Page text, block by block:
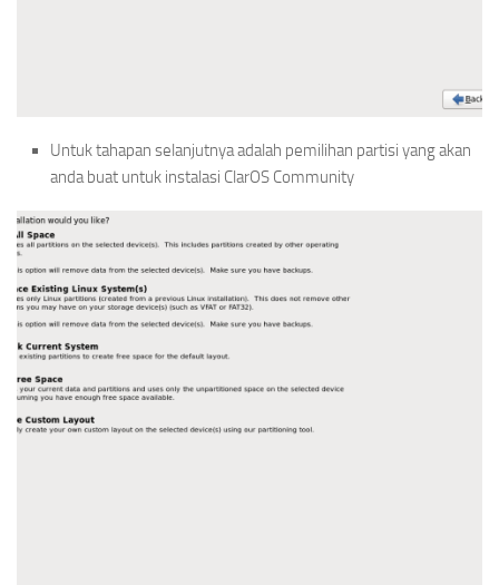
Untuk tahapan selanjutnya adalah pemilihan partisi yang akan
anda buat untuk instalasi ClarOS Community